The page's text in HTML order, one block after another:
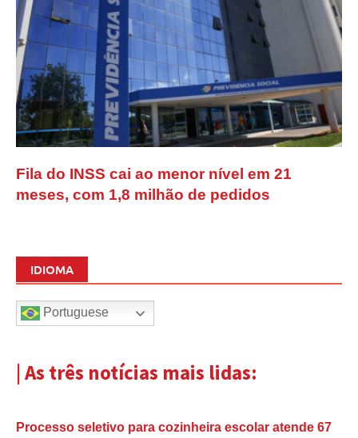
Fila do INSS cai ao menor nível em 21
meses, com 1,8 milhão de pedidos
IDIOMA
Portuguese
| As três notícias mais lidas:
Processo seletivo para cozinheira escolar atende 67